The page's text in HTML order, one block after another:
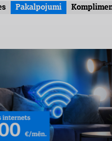
Pakalpojumi